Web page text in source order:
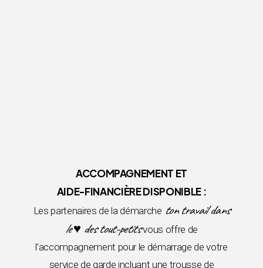
ACCOMPAGNEMENT ET
AIDE-FINANCIÈRE DISPONIBLE :
Les partenaires de la démarche ton travail dans
le ♥ des tout-petitsvous offre de
l’accompagnement pour le démarrage de votre
service de garde incluant une trousse de